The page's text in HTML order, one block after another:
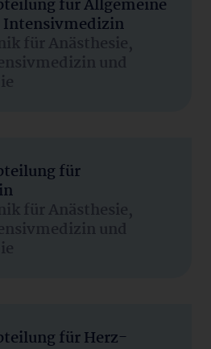
für Allgemeine
Intensivmedizin
für Anästhesie,
und
für
für Anästhesie,
und
für Herz-